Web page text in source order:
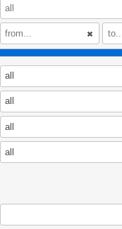
all
all
all
all